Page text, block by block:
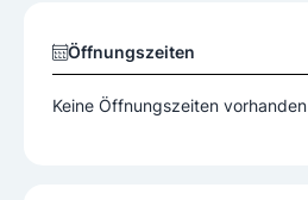
Öffnungszeiten
Keine Öffnungszeiten vorhanden